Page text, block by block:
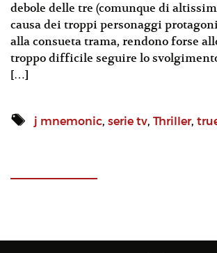
debole delle tre (comunque di
causa dei troppi personaggi
alla consueta trama, rendono forse
troppo difficile seguire lo
[…]
j mnemonic, serie tv, Thriller,